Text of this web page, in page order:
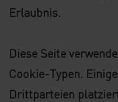
Erlaubnis.
Diese Seite
Cookie-Typen.
Drittparteien